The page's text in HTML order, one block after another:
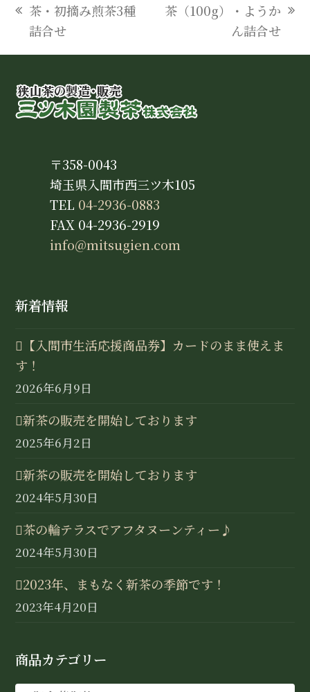
previous
post:
茶・初摘み煎茶3種
詰合せ
next
茶（100g）・ようか
ん詰合せ
〒358-0043
埼玉県入間市西三ツ木105
TEL 04-2936-0883
FAX 04-2936-2919
info@mitsugien.com
新着情報
【入間市生活応援商品券】カードのまま使えま
す！
2026年6月9日
新茶の販売を開始しております
2025年6月2日
新茶の販売を開始しております
2024年5月30日
茶の輪テラスでアフタヌーンティー♪
2024年5月30日
2023年、まもなく新茶の季節です！
2023年4月20日
商品カテゴリー